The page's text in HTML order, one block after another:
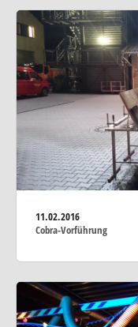
11.02.2016
Cobra-Vorführung